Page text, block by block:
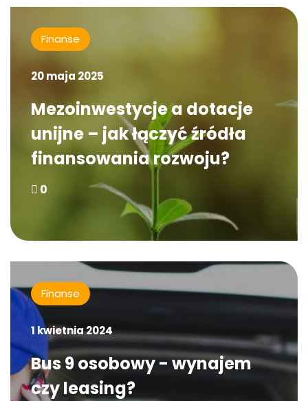
Finanse
20 maja 2025
Mezoinwestycje a dotacje
unijne – jak łączyć źródła
finansowania rozwoju?
0
Finanse
1 kwietnia 2024
Bus 9 osobowy - wynajem
czy leasing?